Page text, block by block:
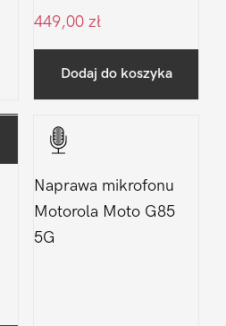
449,00 zł
Dodaj do koszyka
Naprawa mikrofonu
Motorola Moto G85
5G